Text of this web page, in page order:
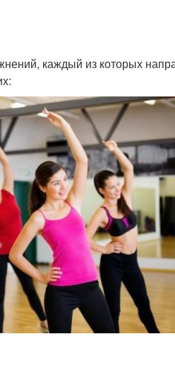
каждый из которых